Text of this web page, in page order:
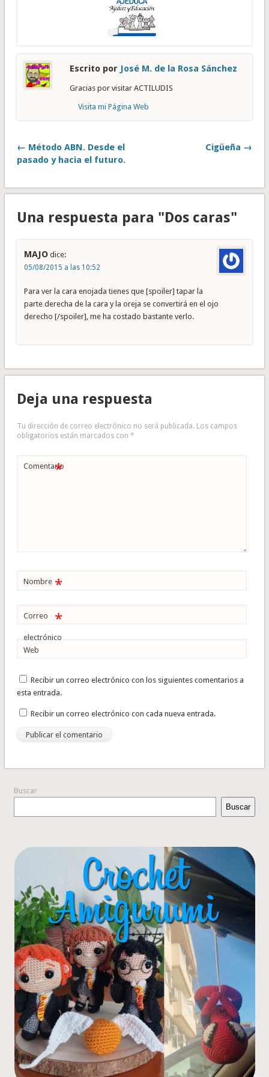
Escrito por José M. de la Rosa Sánchez
Gracias por visitar ACTILUDIS
Visita mi Página Web
← Método ABN. Desde el
pasado y hacia el futuro.
Cigüeña →
Una respuesta para "Dos caras"
MAJO dice:
05/08/2015 a las 10:52
Para ver la cara enojada tienes que [spoiler] tapar la
parte derecha de la cara y la oreja se convertirá en el ojo
derecho [/spoiler], me ha costado bastante verlo.
Deja una respuesta
Tu dirección de correo electrónico no será publicada. Los campos
obligatorios están marcados con *
Comentario
*
Nombre *
Correo
electrónico
*
Web
Recibir un correo electrónico con los siguientes comentarios a
esta entrada.
Recibir un correo electrónico con cada nueva entrada.
Buscar
Buscar